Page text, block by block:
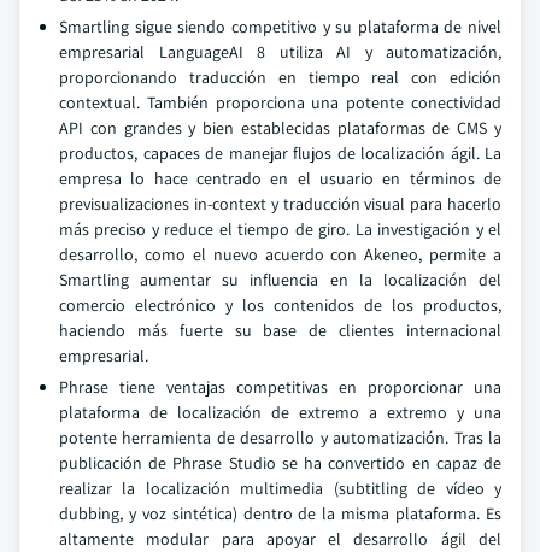
Smartling sigue siendo competitivo y su plataforma de nivel
empresarial LanguageAI 8 utiliza AI y automatización,
proporcionando traducción en tiempo real con edición
contextual. También proporciona una potente conectividad
API con grandes y bien establecidas plataformas de CMS y
productos, capaces de manejar flujos de localización ágil. La
empresa lo hace centrado en el usuario en términos de
previsualizaciones in-context y traducción visual para hacerlo
más preciso y reduce el tiempo de giro. La investigación y el
desarrollo, como el nuevo acuerdo con Akeneo, permite a
Smartling aumentar su influencia en la localización del
comercio electrónico y los contenidos de los productos,
haciendo más fuerte su base de clientes internacional
empresarial.
Phrase tiene ventajas competitivas en proporcionar una
plataforma de localización de extremo a extremo y una
potente herramienta de desarrollo y automatización. Tras la
publicación de Phrase Studio se ha convertido en capaz de
realizar la localización multimedia (subtitling de vídeo y
dubbing, y voz sintética) dentro de la misma plataforma. Es
altamente modular para apoyar el desarrollo ágil del